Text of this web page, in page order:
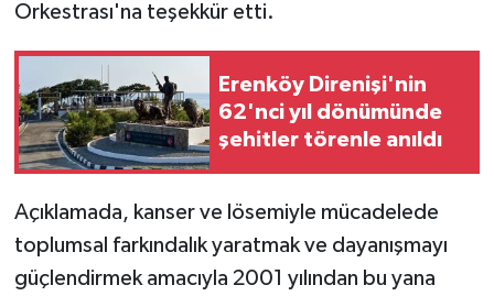
Orkestrası'na teşekkür etti.
Erenköy Direnişi'nin
62'nci yıl dönümünde
şehitler törenle anıldı
Açıklamada, kanser ve lösemiyle mücadelede
toplumsal farkındalık yaratmak ve dayanışmayı
güçlendirmek amacıyla 2001 yılından bu yana